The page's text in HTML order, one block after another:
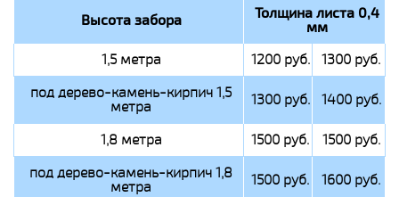
Высота забора Толщина листа 0,4
мм
1,5 метра 1200 руб.
1300 руб.
под дерево-камень-кирпич 1,5
метра 1300 руб. 1400 руб.
1,8 метра 1500 руб.
1500 руб.
под дерево-камень-кирпич 1,8
метра 1500 руб. 1600 руб.